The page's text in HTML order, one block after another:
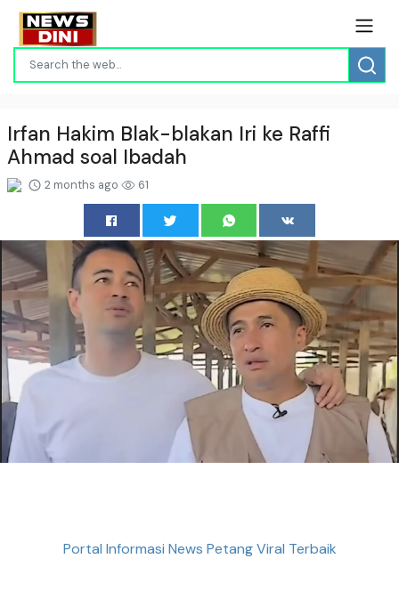
Irfan Hakim Blak-blakan Iri ke Raffi
Ahmad soal Ibadah
2 months ago 61
Portal Informasi News Petang Viral Terbaik